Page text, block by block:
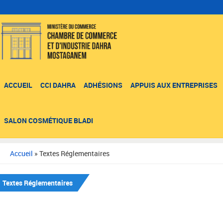
ACCUEIL CCI DAHRA ADHÉSIONS APPUIS AUX ENTREPRISES
SALON COSMÉTIQUE BLADI
Accueil » Textes Réglementaires
Textes Réglementaires